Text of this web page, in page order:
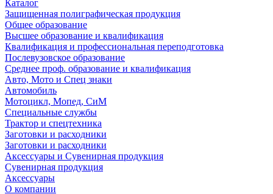
Каталог
Защищенная полиграфическая продукция
Общее образование
Высшее образование и квалификация
Квалификация и профессиональная переподготовка
Послевузовское образование
Среднее проф. образование и квалификация
Авто, Мото и Спец знаки
Автомобиль
Мотоцикл, Мопед, СиМ
Специальные службы
Трактор и спецтехника
Заготовки и расходники
Заготовки и расходники
Аксессуары и Сувенирная продукция
Сувенирная продукция
Аксессуары
О компании